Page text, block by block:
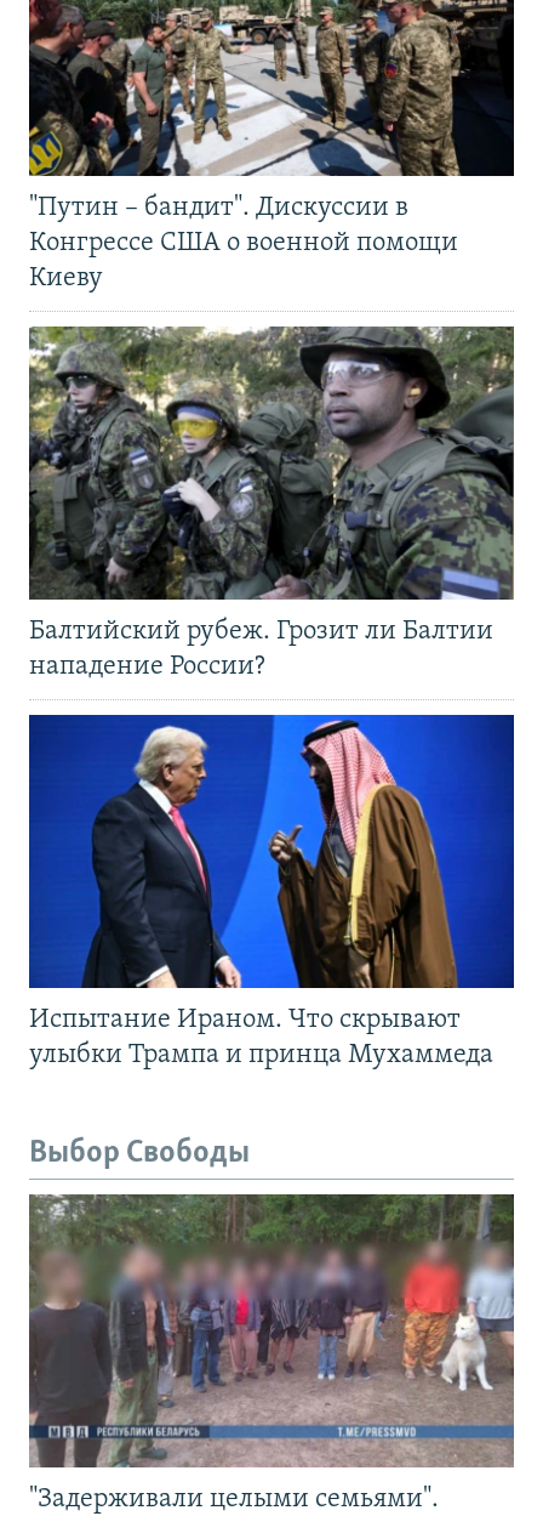
"Путин – бандит". Дискуссии в
Конгрессе США о военной помощи
Киеву
Балтийский рубеж. Грозит ли Балтии
нападение России?
Испытание Ираном. Что скрывают
улыбки Трампа и принца Мухаммеда
Выбор Свободы
"Задерживали целыми семьями".